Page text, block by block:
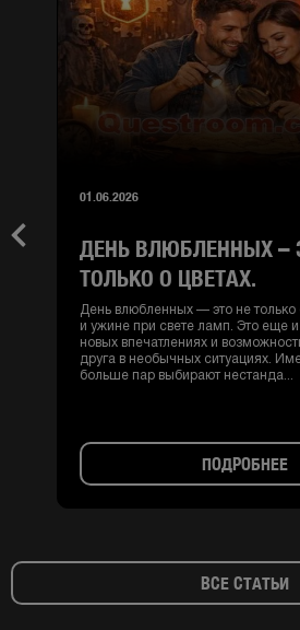
Previous
ДЕНЬ ВЛЮБЛЕННЫХ –
ТОЛЬКО О ЦВЕТАХ.
День влюбленных — это не только
и ужине при свете ламп. Это еще и
новых впечатлениях и
друга в необычных ситуациях.
больше пар выбирают нестанда...
01.06.2026
ПОДРОБНЕЕ
ВСЕ СТАТЬИ